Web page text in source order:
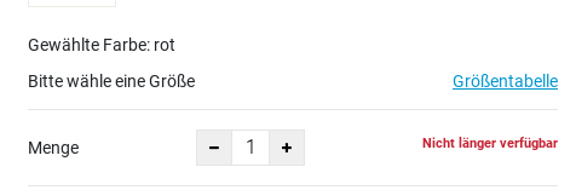
Gewählte Farbe: rot
Bitte wähle eine Größe
Größentabelle
Menge Nicht länger verfügbar